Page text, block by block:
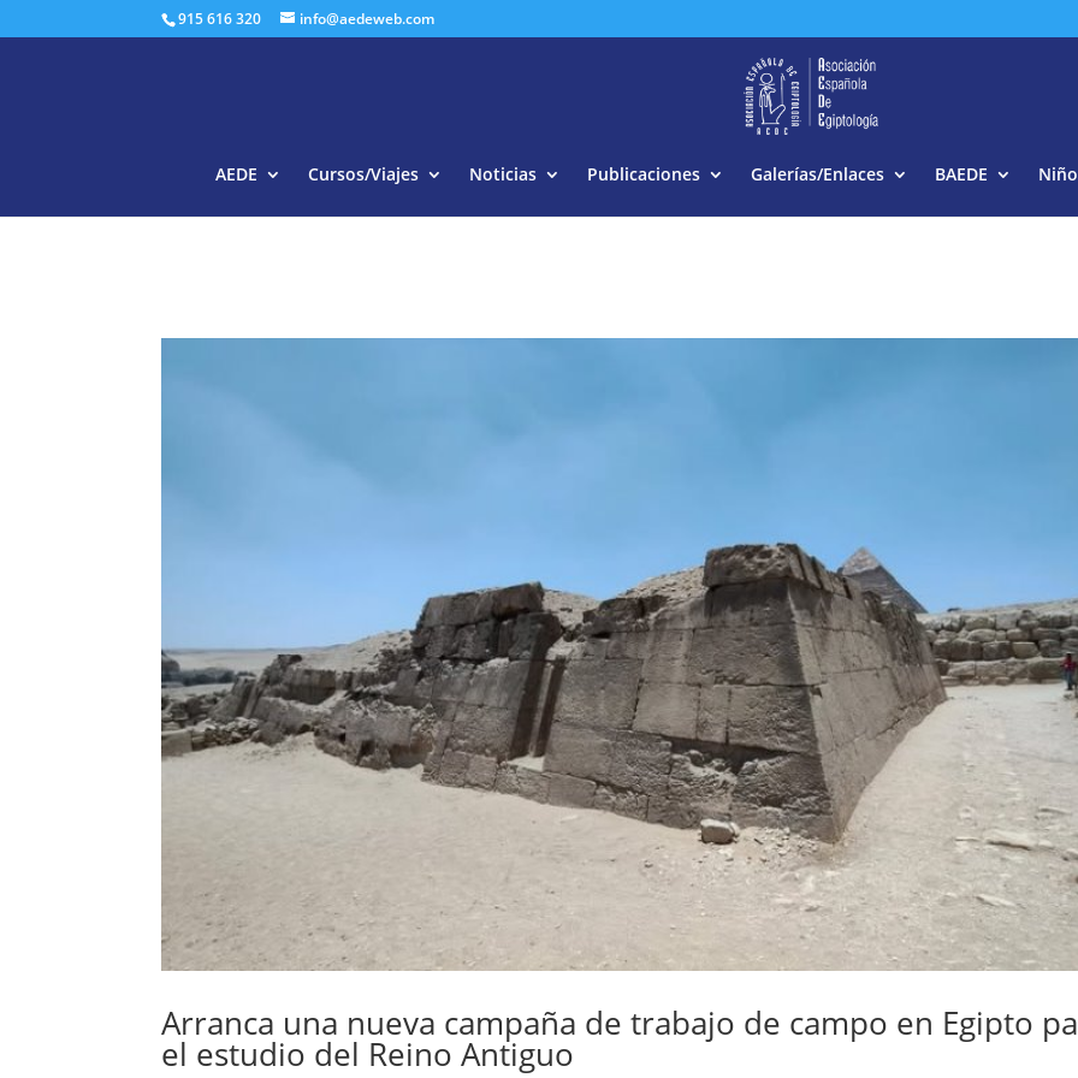
915 616 320 info@aedeweb.com
AEDE Cursos/Viajes Noticias Publicaciones Galerías/Enlaces BAEDE
Arranca una nueva campaña de trabajo de campo en Egipto
el estudio del Reino Antiguo